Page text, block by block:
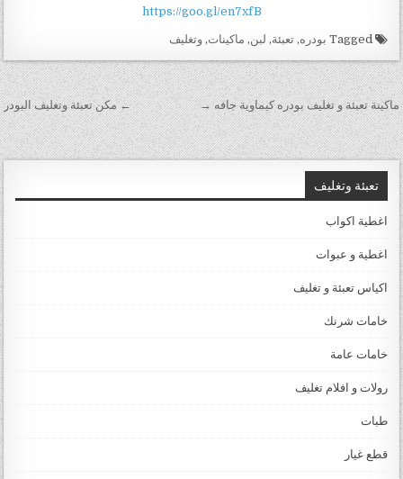
https://goo.gl/en7xfB
بودره,تعبئة, لبن, ماكينات,وتغليف
تصفّح
المقالات
← مكن تعبئة وتغليف البودر ماكينة تعبئة و تغليف بودره كيماوية جافه →
تعبئة وتغليف
اغطية اكواب
اغطية و عبوات
اكياس تعبئة و تغليف
خامات شرنك
خامات عامة
رولات و افلام تغليف
طبات
قطع غيار